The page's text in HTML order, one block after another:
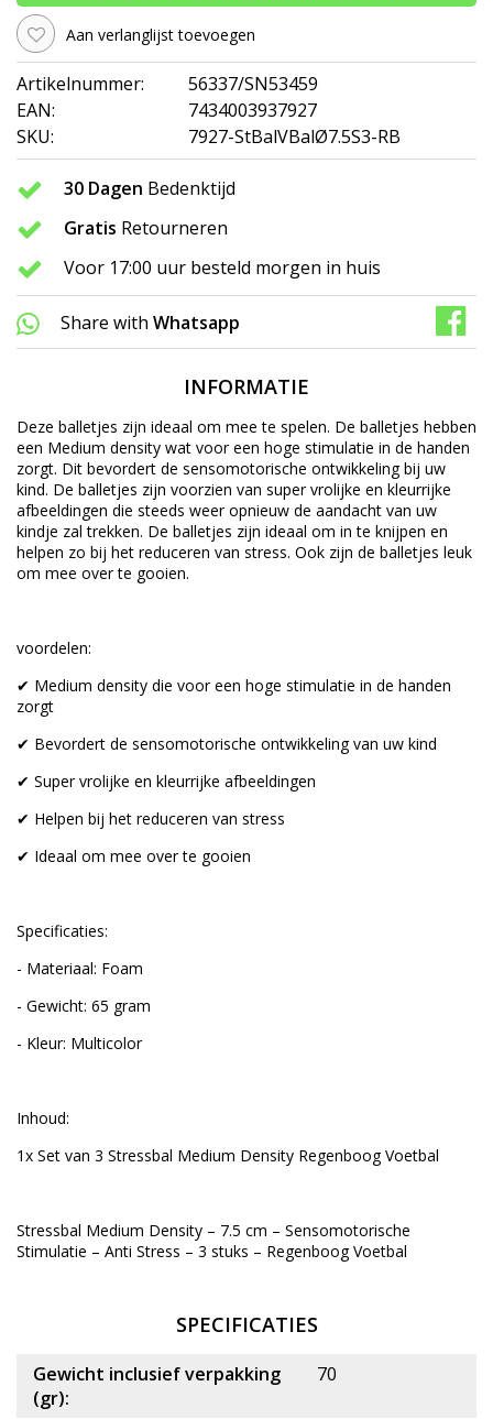
Aan verlanglijst toevoegen
Artikelnummer:
56337/SN53459
EAN:
7434003937927
SKU:
7927-StBalVBalØ7.5S3-RB
30 Dagen Bedenktijd
Gratis Retourneren
Voor 17:00 uur besteld morgen in huis
Share with Whatsapp
INFORMATIE
Deze balletjes zijn ideaal om mee te spelen. De balletjes hebben
een Medium density wat voor een hoge stimulatie in de handen
zorgt. Dit bevordert de sensomotorische ontwikkeling bij uw
kind. De balletjes zijn voorzien van super vrolijke en kleurrijke
afbeeldingen die steeds weer opnieuw de aandacht van uw
kindje zal trekken. De balletjes zijn ideaal om in te knijpen en
helpen zo bij het reduceren van stress. Ook zijn de balletjes leuk
om mee over te gooien.
voordelen:
✔ Medium density die voor een hoge stimulatie in de handen
zorgt
✔ Bevordert de sensomotorische ontwikkeling van uw kind
✔ Super vrolijke en kleurrijke afbeeldingen
✔ Helpen bij het reduceren van stress
✔ Ideaal om mee over te gooien
Specificaties:
- Materiaal: Foam
- Gewicht: 65 gram
- Kleur: Multicolor
Inhoud:
1x Set van 3 Stressbal Medium Density Regenboog Voetbal
Stressbal Medium Density – 7.5 cm – Sensomotorische
Stimulatie – Anti Stress – 3 stuks – Regenboog Voetbal
SPECIFICATIES
Gewicht inclusief verpakking
(gr):
70